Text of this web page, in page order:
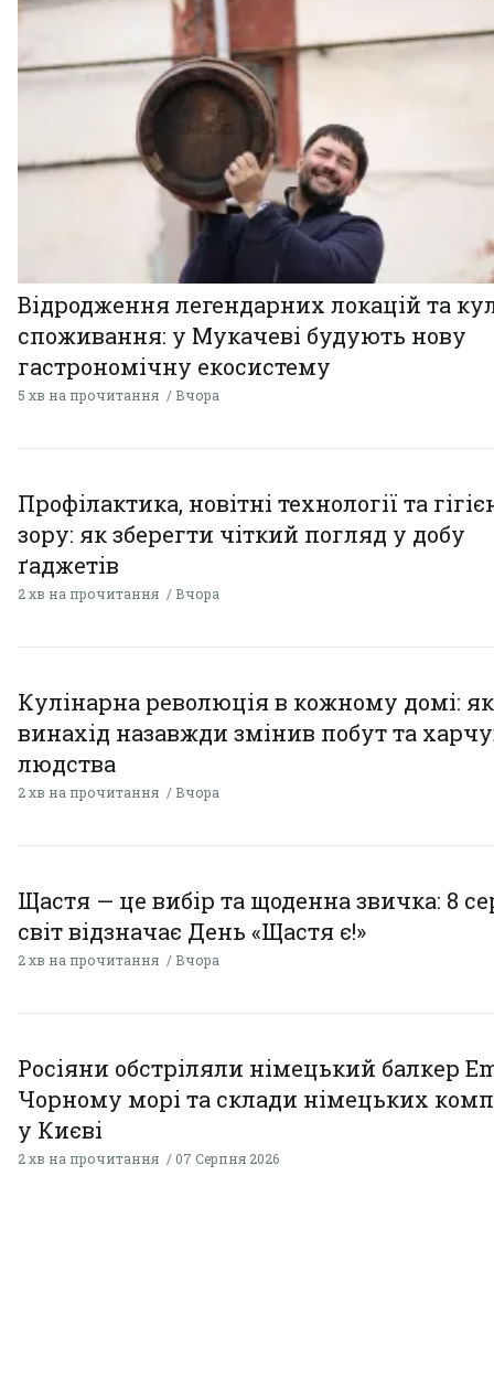
Відродження легендарних локацій та
споживання: у Мукачеві будують нову
гастрономічну екосистему
5 хв на прочитання Вчора
Профілактика, новітні технології та
зору: як зберегти чіткий погляд у добу
ґаджетів
2 хв на прочитання Вчора
Кулінарна революція в кожному домі:
винахід назавжди змінив побут та
людства
2 хв на прочитання Вчора
Щастя — це вибір та щоденна звичка: 8
світ відзначає День «Щастя є!»
2 хв на прочитання Вчора
Росіяни обстріляли німецький балкер
Чорному морі та склади німецьких
у Києві
2 хв на прочитання 07 Серпня 2026